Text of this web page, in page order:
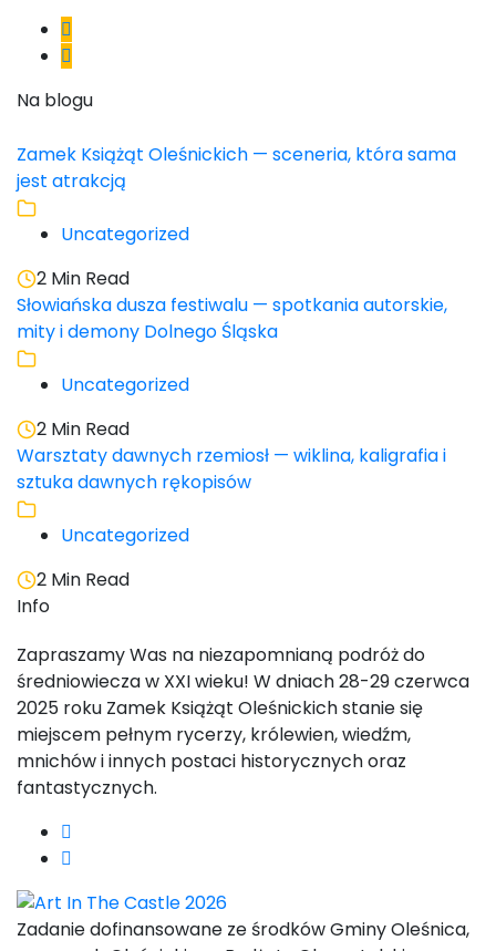
Na blogu
Zamek Książąt Oleśnickich — sceneria, która sama
jest atrakcją
Uncategorized
2 Min Read
Słowiańska dusza festiwalu — spotkania autorskie,
mity i demony Dolnego Śląska
Uncategorized
2 Min Read
Warsztaty dawnych rzemiosł — wiklina, kaligrafia i
sztuka dawnych rękopisów
Uncategorized
2 Min Read
Info
Zapraszamy Was na niezapomnianą podróż do
średniowiecza w XXI wieku! W dniach 28-29 czerwca
2025 roku Zamek Książąt Oleśnickich stanie się
miejscem pełnym rycerzy, królewien, wiedźm,
mnichów i innych postaci historycznych oraz
fantastycznych.
Zadanie dofinansowane ze środków Gminy Oleśnica,